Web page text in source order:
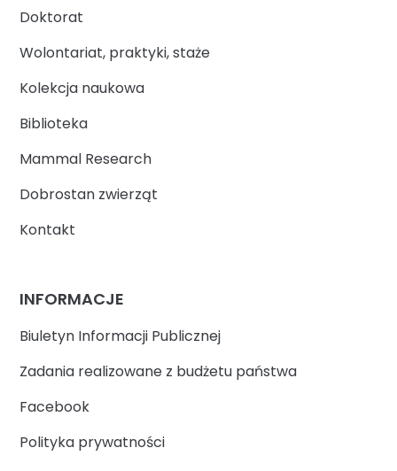
Doktorat
Wolontariat, praktyki, staże
Kolekcja naukowa
Biblioteka
Mammal Research
Dobrostan zwierząt
Kontakt
INFORMACJE
Biuletyn Informacji Publicznej
Zadania realizowane z budżetu państwa
Facebook
Polityka prywatności